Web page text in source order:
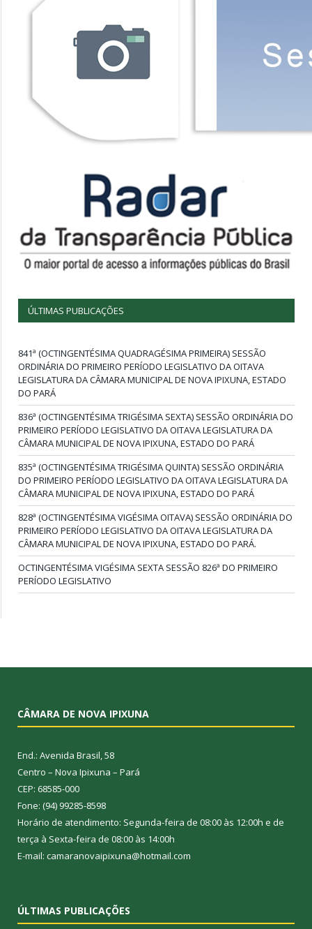
ÚLTIMAS PUBLICAÇÕES
841ª (OCTINGENTÉSIMA QUADRAGÉSIMA PRIMEIRA) SESSÃO
ORDINÁRIA DO PRIMEIRO PERÍODO LEGISLATIVO DA OITAVA
LEGISLATURA DA CÂMARA MUNICIPAL DE NOVA IPIXUNA, ESTADO
DO PARÁ
836ª (OCTINGENTÉSIMA TRIGÉSIMA SEXTA) SESSÃO ORDINÁRIA DO
PRIMEIRO PERÍODO LEGISLATIVO DA OITAVA LEGISLATURA DA
CÂMARA MUNICIPAL DE NOVA IPIXUNA, ESTADO DO PARÁ
835ª (OCTINGENTÉSIMA TRIGÉSIMA QUINTA) SESSÃO ORDINÁRIA
DO PRIMEIRO PERÍODO LEGISLATIVO DA OITAVA LEGISLATURA DA
CÂMARA MUNICIPAL DE NOVA IPIXUNA, ESTADO DO PARÁ
828ª (OCTINGENTÉSIMA VIGÉSIMA OITAVA) SESSÃO ORDINÁRIA DO
PRIMEIRO PERÍODO LEGISLATIVO DA OITAVA LEGISLATURA DA
CÂMARA MUNICIPAL DE NOVA IPIXUNA, ESTADO DO PARÁ.
OCTINGENTÉSIMA VIGÉSIMA SEXTA SESSÃO 826ª DO PRIMEIRO
PERÍODO LEGISLATIVO
CÂMARA DE NOVA IPIXUNA
End.: Avenida Brasil, 58
Centro – Nova Ipixuna – Pará
CEP: 68585-000
Fone: (94) 99285-8598
Horário de atendimento: Segunda-feira de 08:00 às 12:00h e de
terça à Sexta-feira de 08:00 às 14:00h
E-mail: camaranovaipixuna@hotmail.com
ÚLTIMAS PUBLICAÇÕES